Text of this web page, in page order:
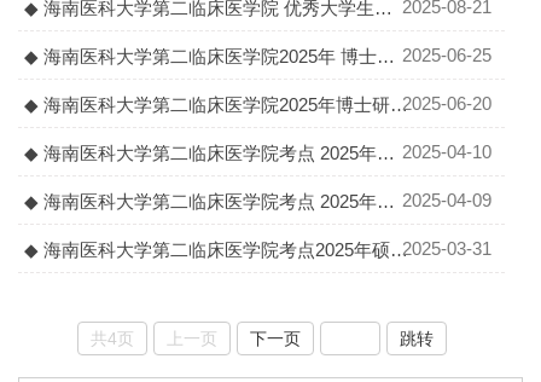
◆ 海南医科大学第二临床医学院 优秀大学生夏
令营活动的通知
2025-08-21
◆ 海南医科大学第二临床医学院2025年 博士研
究生招生复试录取工作实施细则
2025-06-25
◆ 海南医科大学第二临床医学院2025年博士研究
生招生考试 现场确认的通知
2025-06-20
◆ 海南医科大学第二临床医学院考点 2025年硕
士研究生招生考试一轮调剂复试入围名单通知
2025-04-10
◆ 海南医科大学第二临床医学院考点 2025年硕
士研究生招生考试一轮调剂复试通知
2025-04-09
◆ 海南医科大学第二临床医学院考点2025年硕士
研究生招生调剂工作实施细则
2025-03-31
共4页 上一页 下一页 跳转